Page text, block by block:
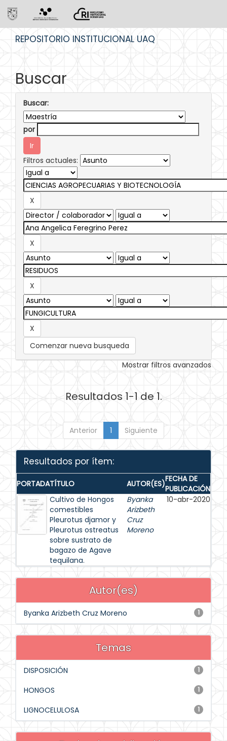
REPOSITORIO INSTITUCIONAL UAQ
Buscar
Buscar:
por
Filtros actuales:
Comenzar nueva busqueda
Mostrar filtros avanzados
Resultados 1-1 de 1.
Anterior 1 Siguiente
Resultados por ítem:
PORTADATÍTULO AUTOR(ES)FECHA DE
PUBLICACIÓN
Cultivo de Hongos
comestibles
Pleurotus djamor y
Pleurotus ostreatus
sobre sustrato de
bagazo de Agave
tequilana.
Byanka
Arizbeth
Cruz
Moreno
10-abr-2020
Autor(es)
1
Byanka Arizbeth Cruz Moreno
Temas
1
DISPOSICIÓN
1
HONGOS
1
LIGNOCELULOSA